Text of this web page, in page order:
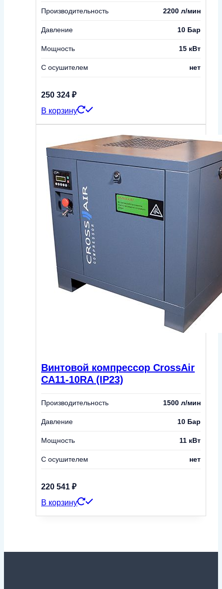
Производительность 2200 л/мин
Давление 10 Бар
Мощность 15 кВт
С осушителем нет
250 324 ₽
В корзину
Винтовой компрессор CrossAir
CA11-10RA (IP23)
Производительность 1500 л/мин
Давление 10 Бар
Мощность 11 кВт
С осушителем нет
220 541 ₽
В корзину